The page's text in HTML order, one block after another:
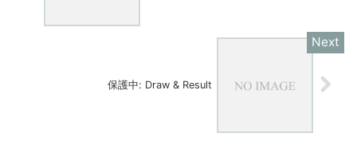
保護中: Draw & Result